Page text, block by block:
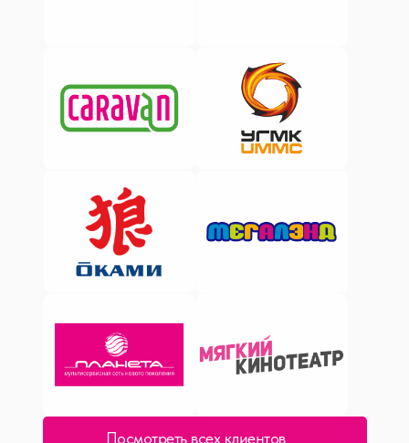
Посмотреть всех клиентов